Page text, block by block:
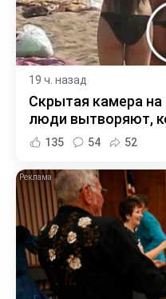
19 ч. назад
Скрытая камера
люди вытворяют,
135 54 52